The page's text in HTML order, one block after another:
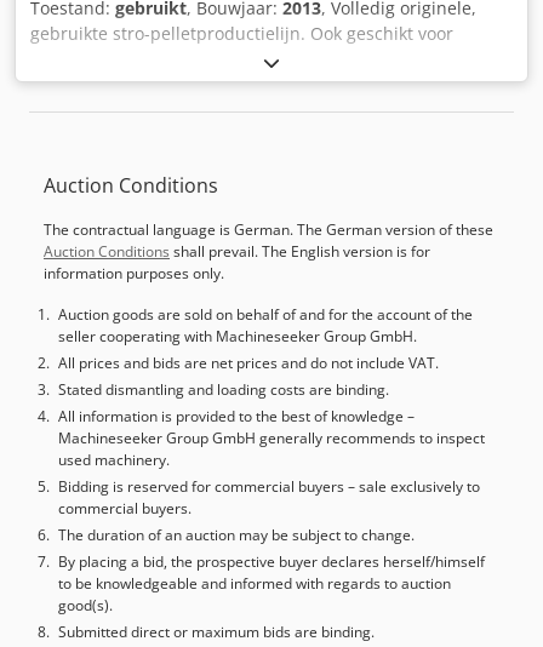
om uw processen en materiaalstroom op een
kosteneffectieve en duurzame manier te optimaliseren. We
kunnen u zelfs volledig geautomatiseerde
Toestand: gebruikt, Bouwjaar: 2013, Volledig originele,
gebruikte stro-pelletproductielijn. Ook geschikt voor
houtpellets (na vervanging van de ringmatrijs).
Pelletpers/granulator: OGM 1,5, 75 kW. Capaciteit circa 1
ton/uur. Stro-verkleinlijn met hamermolen, 55 kW.
Aszcnwzjilsk
Auction Conditions
The contractual language is German. The German version of these
Auction Conditions shall prevail. The English version is for
information purposes only.
Auction goods are sold on behalf of and for the account of the
seller cooperating with Machineseeker Group GmbH.
All prices and bids are net prices and do not include VAT.
Stated dismantling and loading costs are binding.
All information is provided to the best of knowledge –
Machineseeker Group GmbH generally recommends to inspect
used machinery.
Bidding is reserved for commercial buyers – sale exclusively to
commercial buyers.
The duration of an auction may be subject to change.
By placing a bid, the prospective buyer declares herself/himself
to be knowledgeable and informed with regards to auction
good(s).
Submitted direct or maximum bids are binding.